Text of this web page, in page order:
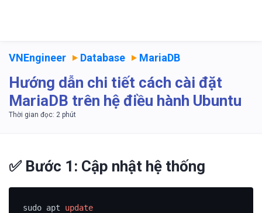
VNEngineer Database MariaDB
Hướng dẫn chi tiết cách cài đặt
MariaDB trên hệ điều hành Ubuntu
✅ Bước 1: Cập nhật hệ thống
sudo apt update